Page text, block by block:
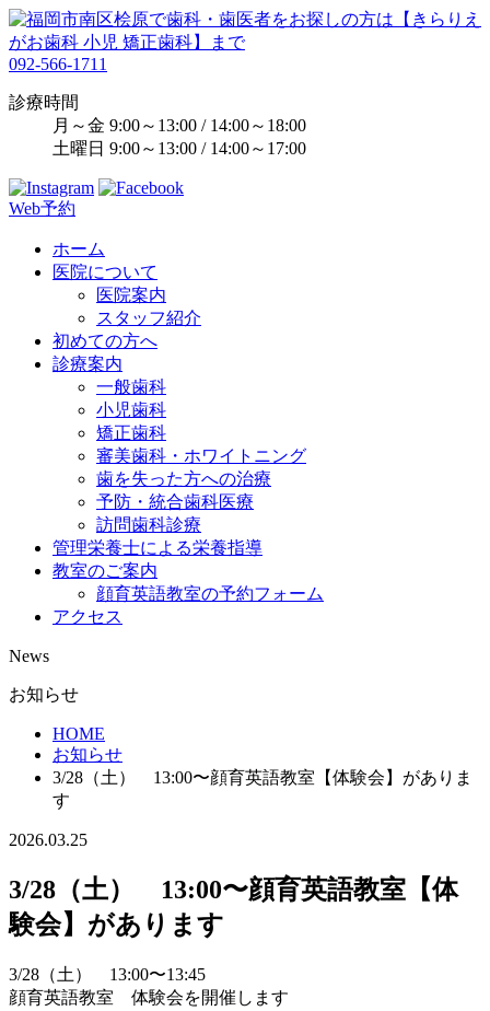
092-566-1711
診療時間
月～金 9:00～13:00 / 14:00～18:00
土曜日 9:00～13:00 / 14:00～17:00
Web予約
ホーム
医院について
医院案内
スタッフ紹介
初めての方へ
診療案内
一般歯科
小児歯科
矯正歯科
審美歯科・ホワイトニング
歯を失った方への治療
予防・統合歯科医療
訪問歯科診療
管理栄養士による栄養指導
教室のご案内
顔育英語教室の予約フォーム
アクセス
News
お知らせ
HOME
お知らせ
3/28（土） 13:00〜顔育英語教室【体験会】がありま
す
2026.03.25
3/28（土） 13:00〜顔育英語教室【体
験会】があります
3/28（土） 13:00〜13:45
顔育英語教室 体験会を開催します